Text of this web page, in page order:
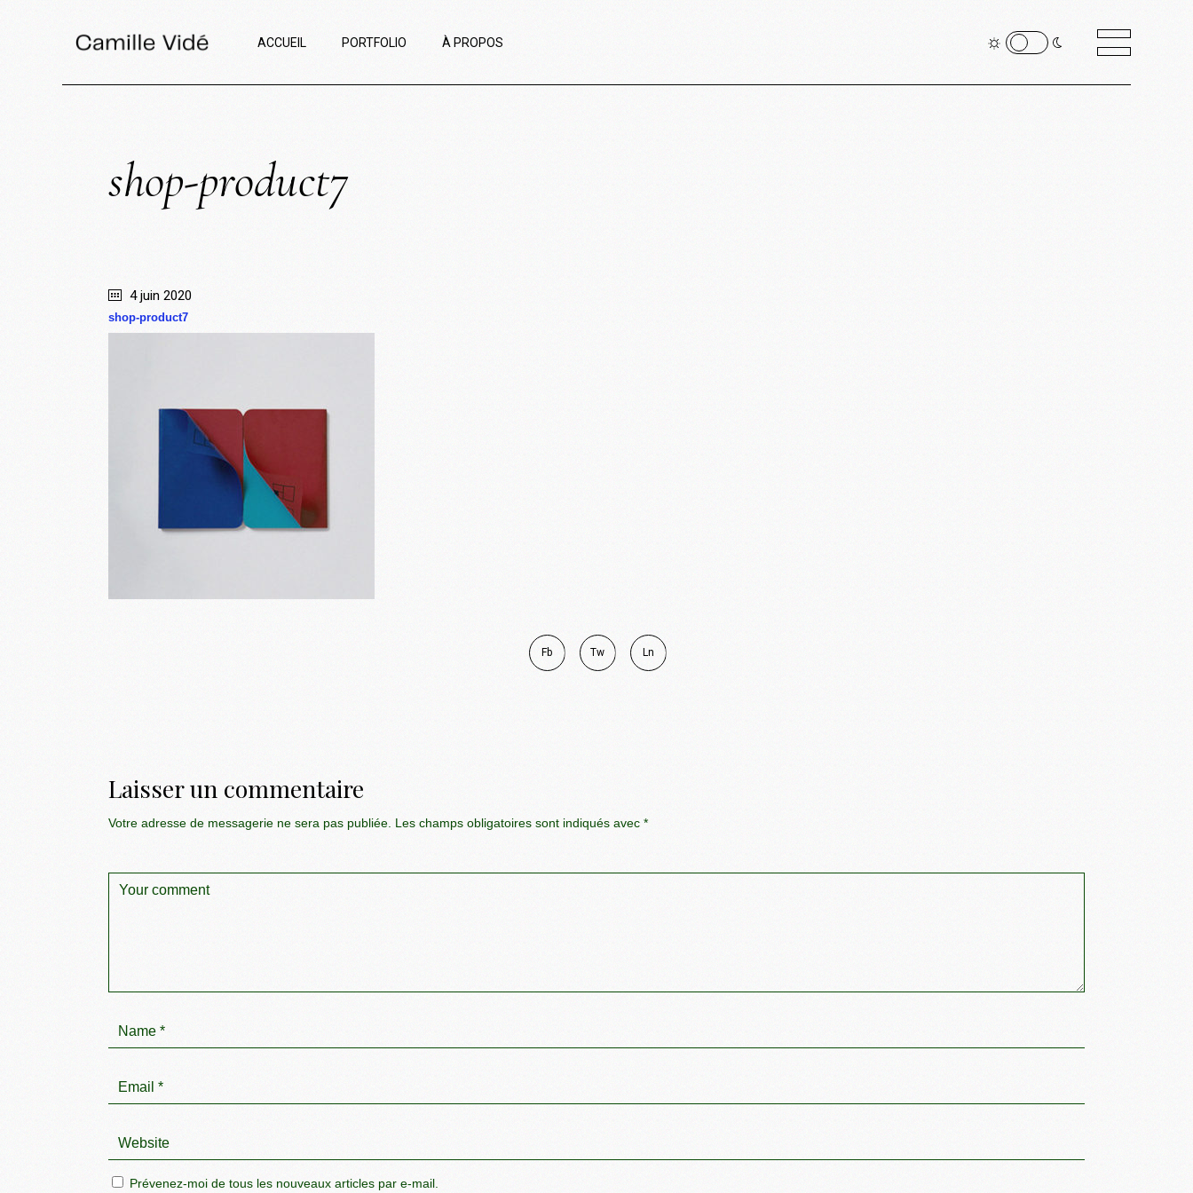
ACCUEIL PORTFOLIO À PROPOS
shop-product7
4 juin 2020
shop-product7
Fb Tw Ln
Laisser un commentaire
Votre adresse de messagerie ne sera pas publiée. Les champs obligatoires sont indiqués avec *
Prévenez-moi de tous les nouveaux articles par e-mail.